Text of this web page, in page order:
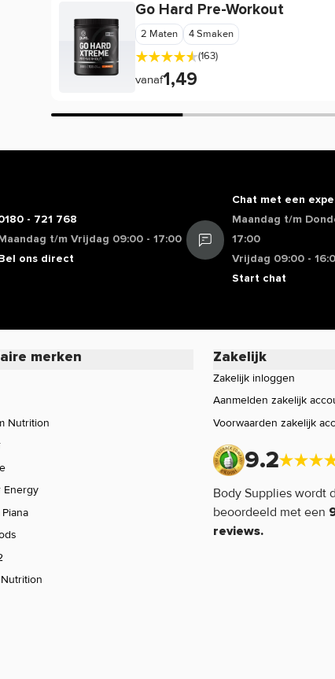
Go Hard Pre-Workout
2 Maten
4 Smaken
(163)
vanaf1,49
- 721 768
t/m Vrijdag 09:00 - 17:00
ons direct
Chat met een
Maandag t/m
17:00
Vrijdag 09:00 -
Start chat
merken
Nutrition
Energy
Zakelijk
Zakelijk inloggen
Aanmelden zakelijk
Voorwaarden zakelijk
9.2
Body Supplies wordt
beoordeeld met een
reviews.